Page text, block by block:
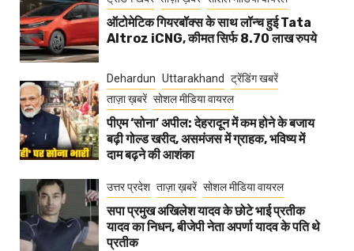
ऑटोमेटिक गियरबॉक्स के साथ लॉन्च हुई Tata
Altroz iCNG, कीमत सिर्फ 8.70 लाख रुपये
Dehardun Uttarakhand
ट्रेंडिंग खबरें
ताज़ा ख़बरें सोशल मीडिया वायरल
पीएम ‘सोना’ अपील: देहरादून में कम होने के बजाय
बढ़ी गोल्ड खरीद, असमंजस में ग्राहक, भविष्य में
दाम बढ़ने की आशंका
उत्तर प्रदेश ताज़ा ख़बरें सोशल मीडिया वायरल
सपा प्रमुख अखिलेश यादव के छोटे भाई प्रतीक
यादव का निधन, बीजेपी नेता अपर्णा यादव के पति थे
प्रतीक